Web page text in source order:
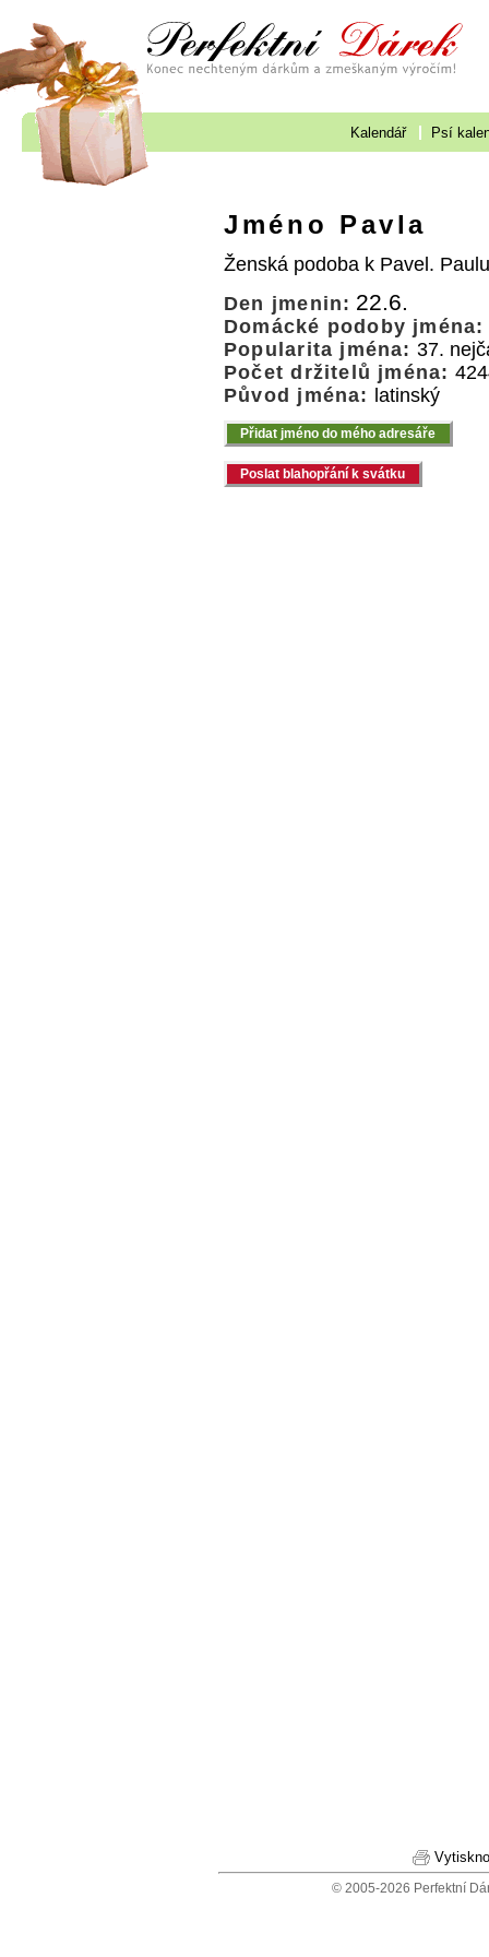
Kalendář Psí
Jméno Pavla
Ženská podoba k Pavel.
Den jmenin: 22.6.
Domácké podoby jména:
Popularita jména: 37.
Počet držitelů jména:
Původ jména: latinský
Přidat jméno do mého adresáře
Poslat blahopřání k svátku
© 2005-2026 Perfektní